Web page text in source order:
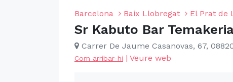
Barcelona Baix Llobregat El Prat de
Sr Kabuto Bar
Carrer De Jaume Casanovas, 67,
Com arribar-hi | Veure web